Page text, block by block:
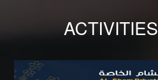
كليات International
Diplomacy
ACTIVITIES